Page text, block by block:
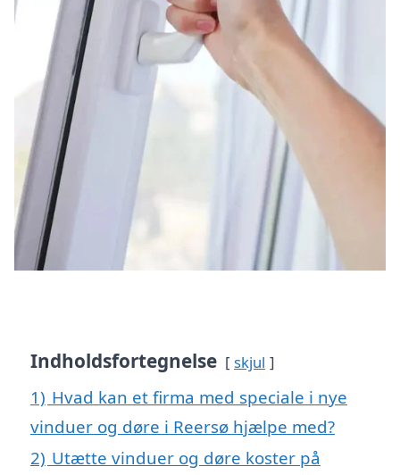
Indholdsfortegnelse skjul
1) Hvad kan et firma med speciale i nye
vinduer og døre i Reersø hjælpe med?
2) Utætte vinduer og døre koster på